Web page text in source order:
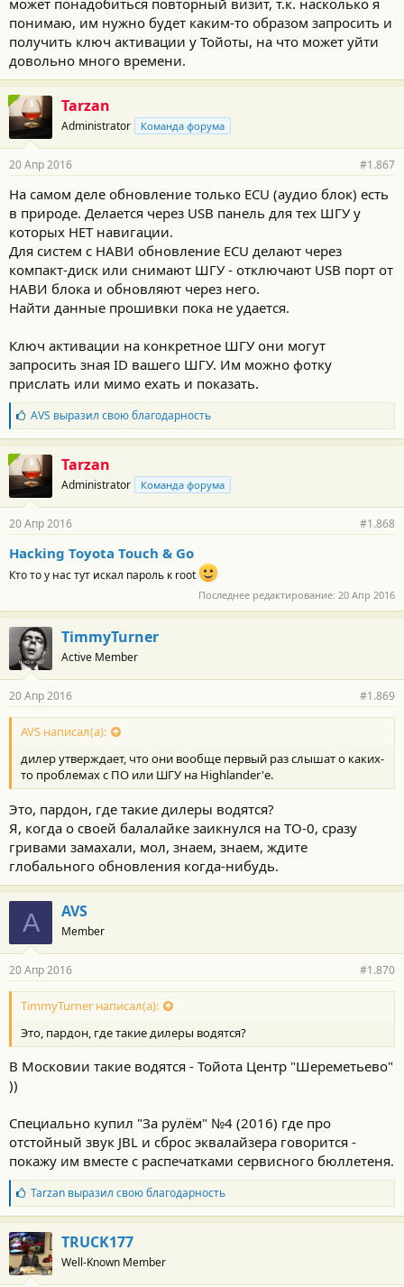
понимаю, им нужно будет каким-то образом запросить и
получить ключ активации у Тойоты, на что может уйти
довольно много времени.
Tarzan
Administrator Команда форума
20 Апр 2016 #1.867
На самом деле обновление только ECU (аудио блок) есть
в природе. Делается через USB панель для тех ШГУ у
которых НЕТ навигации.
Для систем с НАВИ обновление ECU делают через
компакт-диск или снимают ШГУ - отключают USB порт от
НАВИ блока и обновляют через него.
Найти данные прошивки пока не удается.
Ключ активации на конкретное ШГУ они могут
запросить зная ID вашего ШГУ. Им можно фотку
прислать или мимо ехать и показать.
Б
л
а
г
о
д
а
н
с
т
AVS выразил свою благодарность
Tarzan
Administrator Команда форума
20 Апр 2016 #1.868
Hacking Toyota Touch & Go
Кто то у нас тут искал пароль к root
Последнее редактирование: 20 Апр 2016
TimmyTurner
Active Member
20 Апр 2016 #1.869
AVS написал(а):
дилер утверждает, что они вообще первый раз слышат о каких-
то проблемах с ПО или ШГУ на Highlander'е.
Это, пардон, где такие дилеры водятся?
Я, когда о своей балалайке заикнулся на ТО-0, сразу
гривами замахали, мол, знаем, знаем, ждите
глобального обновления когда-нибудь.
A AVS
Member
20 Апр 2016 #1.870
TimmyTurner написал(а):
Это, пардон, где такие дилеры водятся?
В Московии такие водятся - Тойота Центр "Шереметьево"
))
Специально купил "За рулём" №4 (2016) где про
отстойный звук JBL и сброс эквалайзера говорится -
покажу им вместе с распечатками сервисного бюллетеня.
Б
л
а
г
о
д
а
Tarzanвыразил свою благодарность
TRUCK177
Well-Known Member